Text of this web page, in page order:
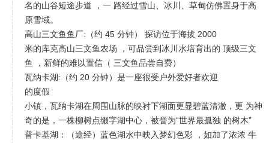
名的山谷短途步道 ，一 路经过雪山、冰川、草甸仿佛置身于高
原雪域。
高山三文鱼鱼厂:（约 45 分钟） 探访位于海拔 2000
米的库克高山三文鱼农场 ，可品尝到冰川水培育出的 顶级三文
鱼 ，新鲜的难以置信（ 三文鱼品尝自费）
瓦纳卡湖:（约 20 分钟）是一座很受户外爱好者欢迎
的度假
小镇，瓦纳卡湖在周围山脉的映衬下湖面更显碧蓝清澈，更 为神
奇的是，一株柳树点缀字湖中心，被誉为“世界最孤独 的树木”
普卡基湖：（途经）蓝色湖水中映入梦幻色彩 ，如加了浓浓 牛